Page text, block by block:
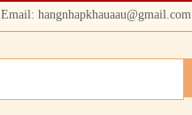
Email: hangnhapkhauaau@gmail.com